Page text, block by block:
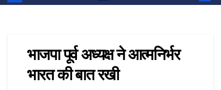
भाजपा पूर्व अध्यक्ष ने आत्मनिर्भर
भारत की बात रखी